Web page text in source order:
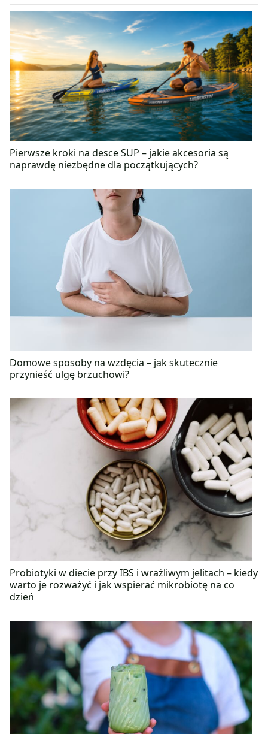
Pierwsze kroki na desce SUP – jakie akcesoria są
naprawdę niezbędne dla początkujących?
Domowe sposoby na wzdęcia – jak skutecznie
przynieść ulgę brzuchowi?
Probiotyki w diecie przy IBS i wrażliwym jelitach – kiedy
warto je rozważyć i jak wspierać mikrobiotę na co
dzień